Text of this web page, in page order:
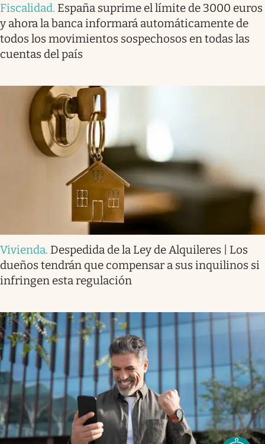
Fiscalidad. España suprime el límite de 3000 euros
y ahora la banca informará automáticamente de
todos los movimientos sospechosos en todas las
cuentas del país
Vivienda. Despedida de la Ley de Alquileres | Los
dueños tendrán que compensar a sus inquilinos si
infringen esta regulación